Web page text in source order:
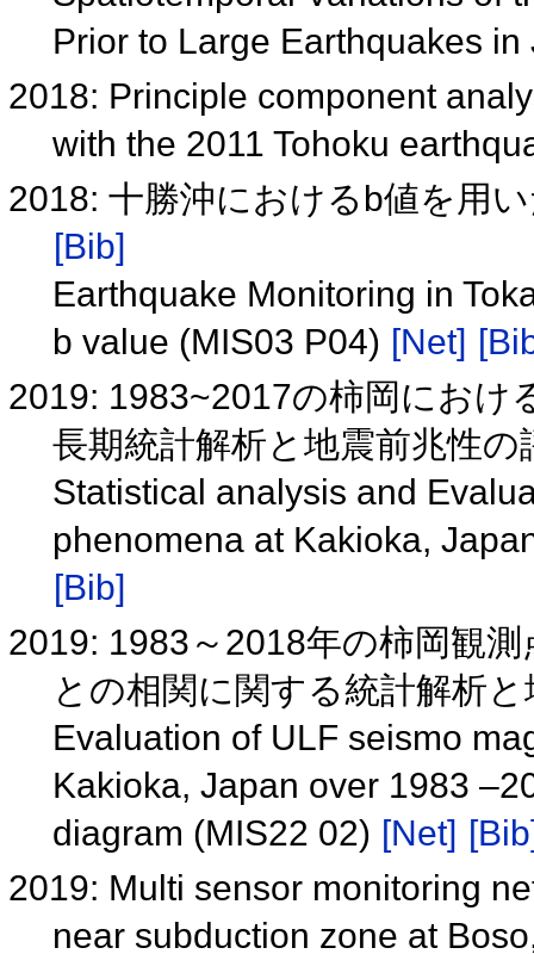
Prior to Large Earthquakes
2018: Principle component
with the 2011 Tohoku
2018: 十勝沖におけるb値を用
[Bib]
Earthquake Monitoring in
b value (MIS03 P04) [Net]
2019: 1983~2017の柿岡におけ
長期統計解析と地震前兆性
Statistical analysis and
phenomena at Kakioka,
[Bib]
2019: 1983～2018年の柿岡観
との相関に関する統計解析
Evaluation of ULF seismo
Kakioka, Japan over 1983
diagram (MIS22 02) [Net]
2019: Multi sensor monitoring
near subduction zone at